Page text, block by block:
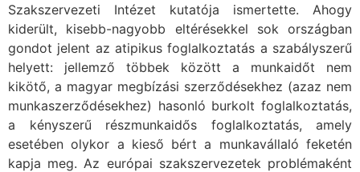
Szakszervezeti Intézet kutatója ismertette. Ahogy
kiderült, kisebb-nagyobb eltérésekkel sok országban
gondot jelent az atipikus foglalkoztatás a szabályszerű
helyett: jellemző többek között a munkaidőt nem
kikötő, a magyar megbízási szerződésekhez (azaz nem
munkaszerződésekhez) hasonló burkolt foglalkoztatás,
a kényszerű részmunkaidős foglalkoztatás, amely
esetében olykor a kieső bért a munkavállaló feketén
kapja meg. Az európai szakszervezetek problémaként